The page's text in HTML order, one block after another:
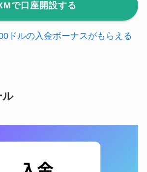
で口座開設する
ドルの入金ボーナスがもらえる
ル